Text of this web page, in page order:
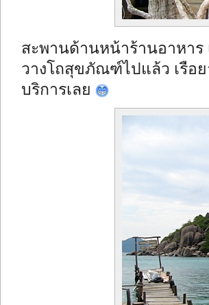
สะพานด้านหน้าร้านอาหา
วางโถสุขภัณฑ์ไปแล้ว เรือย
บริการเลย